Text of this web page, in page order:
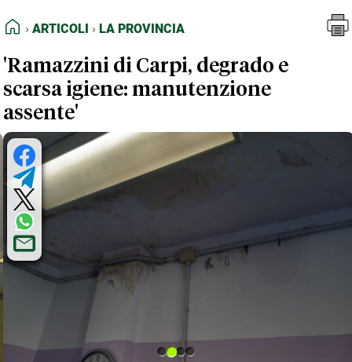
FEED RSS
NORMATIVE DEONTOLOGICHE
TERMINI e CONDIZIONI
Articoli
La Provincia
HOME
ARTICOLI LA PROVINCIA
'Ramazzini di Carpi, degrado e
scarsa igiene: manutenzione
assente'